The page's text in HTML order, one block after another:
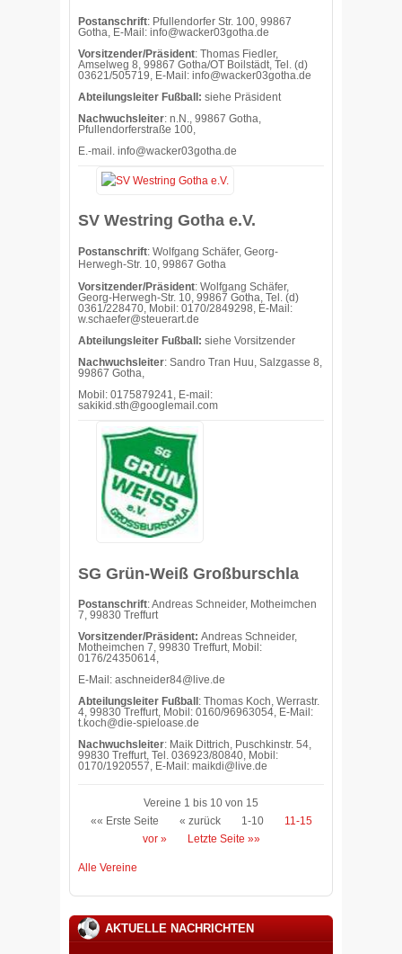
Postanschrift: Pfullendorfer Str. 100, 99867
Gotha, E-Mail: info@wacker03gotha.de
Vorsitzender/Präsident: Thomas Fiedler,
Amselweg 8, 99867 Gotha/OT Boilstädt, Tel. (d)
03621/505719, E-Mail: info@wacker03gotha.de
Abteilungsleiter Fußball: siehe Präsident
Nachwuchsleiter: n.N., 99867 Gotha,
Pfullendorferstraße 100,
E.-mail. info@wacker03gotha.de
SV Westring Gotha e.V.
Postanschrift: Wolfgang Schäfer, Georg-
Herwegh-Str. 10, 99867 Gotha
Vorsitzender/Präsident: Wolfgang Schäfer,
Georg-Herwegh-Str. 10, 99867 Gotha, Tel. (d)
0361/228470, Mobil: 0170/2849298, E-Mail:
w.schaefer@steuerart.de
Abteilungsleiter Fußball: siehe Vorsitzender
Nachwuchsleiter: Sandro Tran Huu, Salzgasse 8,
99867 Gotha,
Mobil: 0175879241, E-mail:
sakikid.sth@googlemail.com
SG Grün-Weiß Großburschla
Postanschrift: Andreas Schneider, Motheimchen
7, 99830 Treffurt
Vorsitzender/Präsident: Andreas Schneider,
Motheimchen 7, 99830 Treffurt, Mobil:
0176/24350614,
E-Mail: aschneider84@live.de
Abteilungsleiter Fußball : Thomas Koch, Werrastr.
4, 99830 Treffurt, Mobil: 0160/96963054, E-Mail:
t.koch@die-spieloase.de
Nachwuchsleiter: Maik Dittrich, Puschkinstr. 54,
99830 Treffurt, Tel. 036923/80840, Mobil:
0170/1920557, E-Mail: maikdi@live.de
Vereine 1 bis 10 von 15
«« Erste Seite
« zurück 1-10
11-15
vor »
Letzte Seite »»
Alle Vereine
AKTUELLE NACHRICHTEN